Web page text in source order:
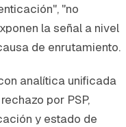
"no
la señal a nivel
de enrutamiento.
analítica unificada
por PSP,
y estado de